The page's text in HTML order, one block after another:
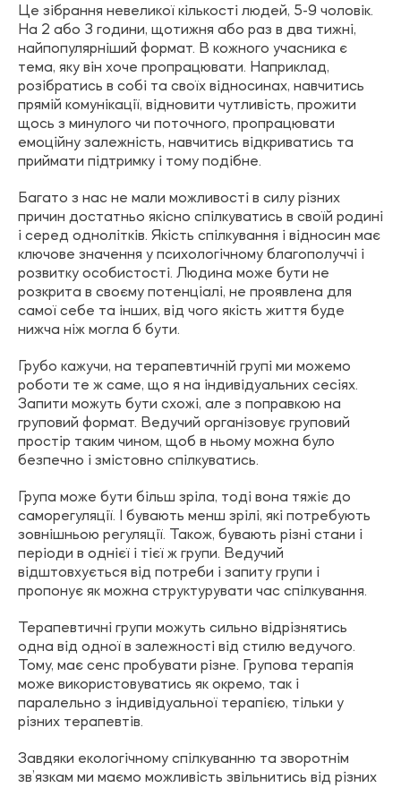
Це зібрання невеликої кількості людей, 5-9 чоловік.
На 2 або 3 години, щотижня або раз в два тижні,
найпопулярніший формат. В кожного учасника є
тема, яку він хоче пропрацювати. Наприклад,
розібратись в собі та своїх відносинах, навчитись
прямій комунікації, відновити чутливість, прожити
щось з минулого чи поточного, пропрацювати
емоційну залежність, навчитись відкриватись та
приймати підтримку і тому подібне.
Багато з нас не мали можливості в силу різних
причин достатньо якісно спілкуватись в своїй родині
і серед однолітків. Якість спілкування і відносин має
ключове значення у психологічному благополуччі і
розвитку особистості. Людина може бути не
розкрита в своєму потенціалі, не проявлена для
самої себе та інших, від чого якість життя буде
нижча ніж могла б бути.
Грубо кажучи, на терапевтичній групі ми можемо
роботи те ж саме, що я на індивідуальних сесіях.
Запити можуть бути схожі, але з поправкою на
груповий формат. Ведучий організовує груповий
простір таким чином, щоб в ньому можна було
безпечно і змістовно спілкуватись.
Група може бути більш зріла, тоді вона тяжіє до
саморегуляції. І бувають менш зрілі, які потребують
зовнішньою регуляції. Також, бувають різні стани і
періоди в однієї і тієї ж групи. Ведучий
відштовхується від потреби і запиту групи і
пропонує як можна структурувати час спілкування.
Терапевтичні групи можуть сильно відрізнятись
одна від одної в залежності від стилю ведучого.
Тому, має сенс пробувати різне. Групова терапія
може використовуватись як окремо, так і
паралельно з індивідуальної терапією, тільки у
різних терапевтів.
Завдяки екологічному спілкуванню та зворотнім
зв’язкам ми маємо можливість звільнитись від різних